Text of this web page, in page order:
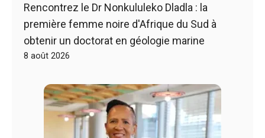
Rencontrez le Dr Nonkululeko Dladla : la
première femme noire d'Afrique du Sud à
obtenir un doctorat en géologie marine
8 août 2026